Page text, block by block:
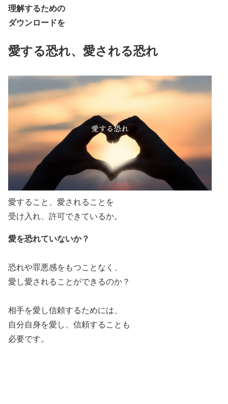
理解するための
ダウンロードを
愛する恐れ、愛される恐れ
愛すること、愛されることを
受け入れ、許可できているか。
愛を恐れていないか？
恐れや罪悪感をもつことなく、
愛し愛されることができるのか？
相手を愛し信頼するためには、
自分自身を愛し、信頼することも
必要です。